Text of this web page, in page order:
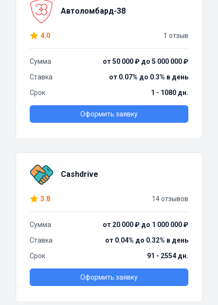
Автоломбард-38
4.0 1 отзыв
Сумма
от 50 000 ₽ до 5 000 000 ₽
Ставка
от 0.07% до 0.3% в день
Срок
1 - 1080 дн.
Оформить заявку
Cashdrive
3.8 14 отзывов
Сумма
от 20 000 ₽ до 1 000 000 ₽
Ставка
от 0.04% до 0.32% в день
Срок
91 - 2554 дн.
Оформить заявку